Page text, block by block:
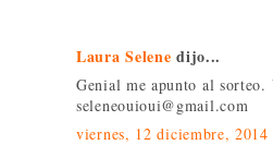
Laura Selene dijo...
Genial me apunto al sorteo.
seleneouioui@gmail.com
viernes, 12 diciembre, 2014